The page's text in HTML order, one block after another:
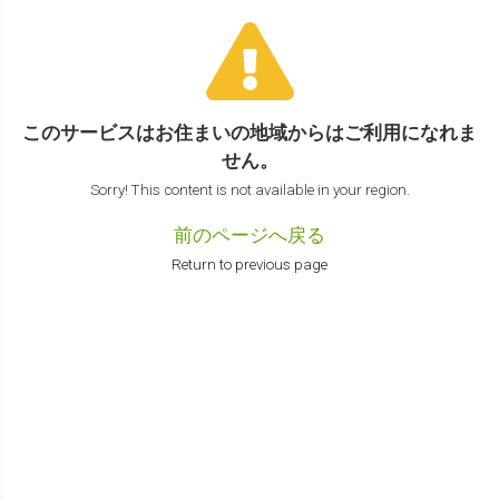
このサービスはお住まいの地域からはご利用になれま
せん。
Sorry! This content is not available in your region.
前のページへ戻る
Return to previous page